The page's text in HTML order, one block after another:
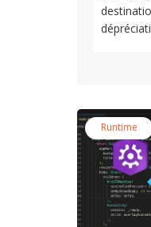
Runtime